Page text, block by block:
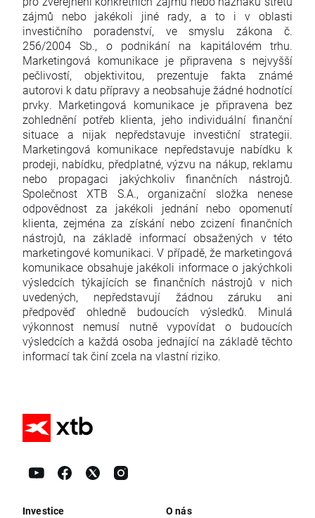
zájmů nebo jakékoli jiné rady, a to i v oblasti
investičního poradenství, ve smyslu zákona č.
256/2004 Sb., o podnikání na kapitálovém trhu.
Marketingová komunikace je připravena s nejvyšší
pečlivostí, objektivitou, prezentuje fakta známé
autorovi k datu přípravy a neobsahuje žádné hodnotící
prvky. Marketingová komunikace je připravena bez
zohlednění potřeb klienta, jeho individuální finanční
situace a nijak nepředstavuje investiční strategii.
Marketingová komunikace nepředstavuje nabídku k
prodeji, nabídku, předplatné, výzvu na nákup, reklamu
nebo propagaci jakýchkoliv finančních nástrojů.
Společnost XTB S.A., organizační složka nenese
odpovědnost za jakékoli jednání nebo opomenutí
klienta, zejména za získání nebo zcizení finančních
nástrojů, na základě informací obsažených v této
marketingové komunikaci. V případě, že marketingová
komunikace obsahuje jakékoli informace o jakýchkoli
výsledcích týkajících se finančních nástrojů v nich
uvedených, nepředstavují žádnou záruku ani
předpověď ohledně budoucích výsledků. Minulá
výkonnost nemusí nutně vypovídat o budoucích
výsledcích a každá osoba jednající na základě těchto
informací tak činí zcela na vlastní riziko.
Investice O nás